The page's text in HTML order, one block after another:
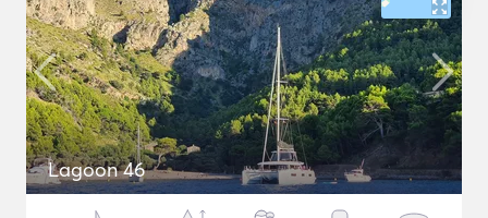
Lagoon 46